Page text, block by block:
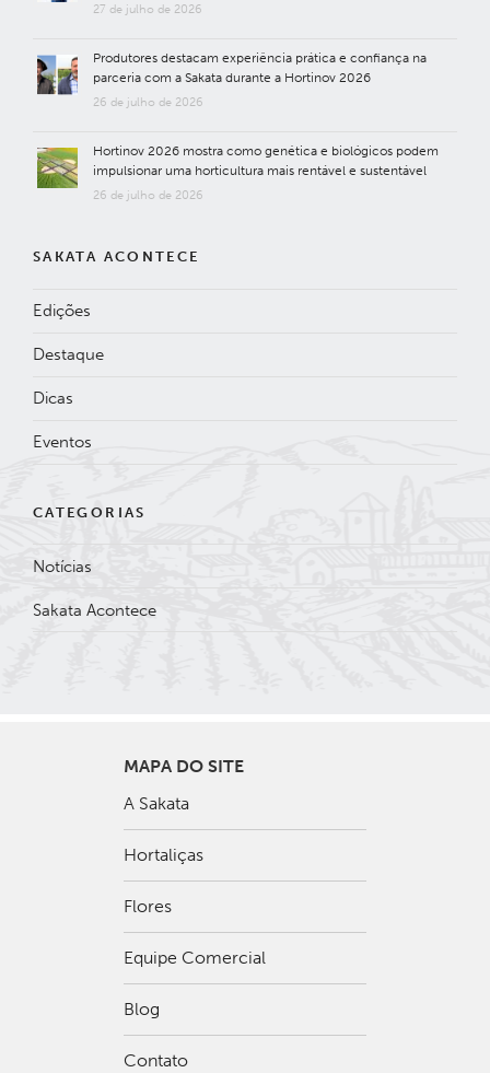
27 de julho de 2026
Produtores destacam experiência prática e confiança na
parceria com a Sakata durante a Hortinov 2026
26 de julho de 2026
Hortinov 2026 mostra como genética e biológicos podem
impulsionar uma horticultura mais rentável e sustentável
26 de julho de 2026
SAKATA ACONTECE
Edições
Destaque
Dicas
Eventos
CATEGORIAS
Notícias
Sakata Acontece
MAPA DO SITE
A Sakata
Hortaliças
Flores
Equipe Comercial
Blog
Contato